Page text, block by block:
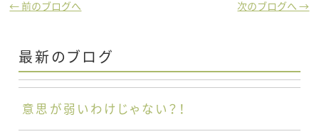
← 前のブログへ 次のブログへ →
最新のブログ
意思が弱いわけじゃない？！